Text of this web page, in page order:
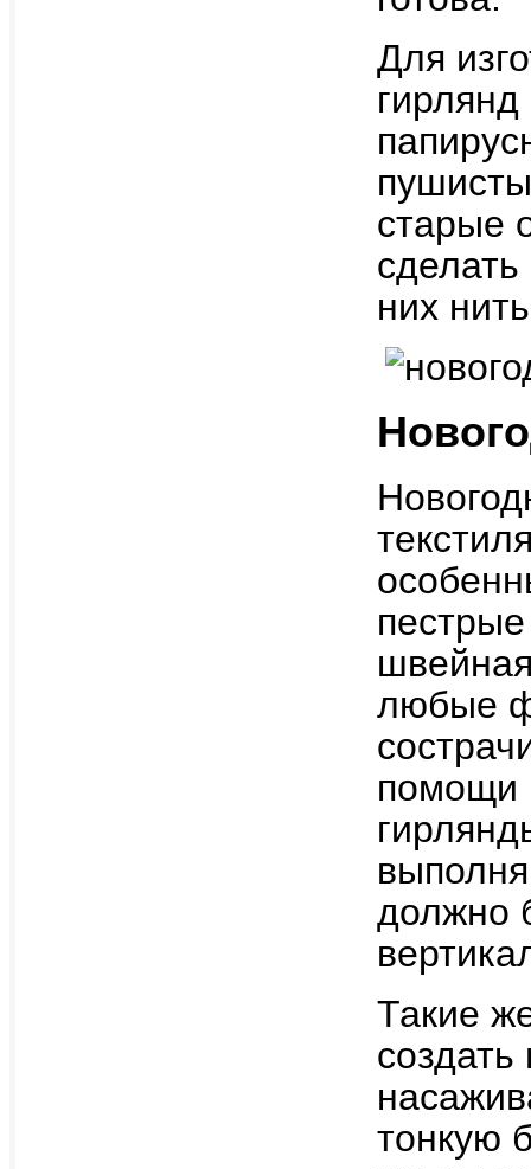
Для
старые
них
любые
помощи
должно
Такие
тонкую